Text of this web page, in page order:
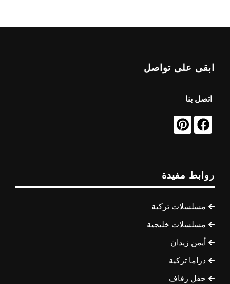
ابقى على تواصل
اتصل بنا
روابط مفيدة
مسلسلات تركية
مسلسلات خليجية
أيمن زيدان
دراما تركية
حفل زفاف